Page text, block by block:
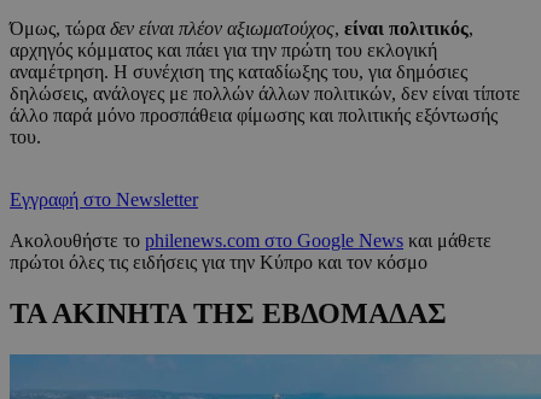
Όμως, τώρα δεν είναι πλέον αξιωματούχος, είναι πολιτικός,
αρχηγός κόμματος και πάει για την πρώτη του εκλογική
αναμέτρηση. Η συνέχιση της καταδίωξης του, για δημόσιες
δηλώσεις, ανάλογες με πολλών άλλων πολιτικών, δεν είναι τίποτε
άλλο παρά μόνο προσπάθεια φίμωσης και πολιτικής εξόντωσής
του.
Εγγραφή στο Newsletter
Ακολουθήστε το philenews.com στο Google News και μάθετε
πρώτοι όλες τις ειδήσεις για την Κύπρο και τον κόσμο
ΤΑ ΑΚΙΝΗΤΑ ΤΗΣ ΕΒΔΟΜΑΔΑΣ